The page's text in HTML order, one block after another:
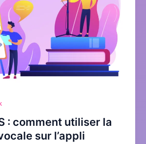
: comment utiliser la
sur l’appli